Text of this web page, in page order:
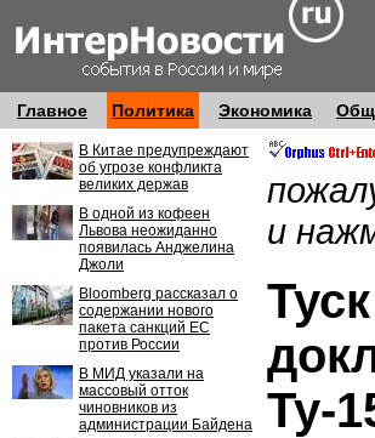
Главное Политика Экономика
В Китае предупреждают
об угрозе конфликта
великих держав
В одной из кофеен
Львова неожиданно
появилась Анджелина
Джоли
Bloomberg рассказал о
содержании нового
пакета санкций ЕС
против России
В МИД указали на
массовый отток
чиновников из
администрации Байдена
и
Ту-